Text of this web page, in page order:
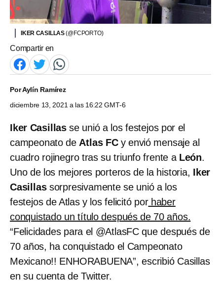
IKER CASILLAS(@FCPORTO)
Compartir en
PorAylín Ramírez
diciembre 13, 2021 a las 16:22 GMT-6
Iker Casillas se unió a los festejos por el
campeonato de Atlas FCy envió mensaje al
cuadro rojinegro tras su triunfo frente a León.
Uno de los mejores porteros de la historia, Iker
Casillassorpresivamente se unió a los
festejos de Atlas y los felicitó porhaber
conquistado un título después de 70 años.
“Felicidades para el @AtlasFC que después de
70 años, ha conquistado el Campeonato
Mexicano!! ENHORABUENA”, escribió Casillas
en su cuenta de Twitter.